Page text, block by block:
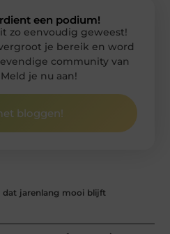
dat jarenlang mooi blijft
een podium!
zo eenvoudig geweest!
je bereik en word
community van
je nu aan!
bloggen!